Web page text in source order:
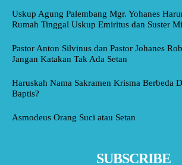
Uskup Agung Palembang Mgr. Yohanes
Rumah Tinggal Uskup Emiritus dan Suster
Pastor Anton Silvinus dan Pastor Johanes
Jangan Katakan Tak Ada Setan
Haruskah Nama Sakramen Krisma Berbeda
Baptis?
Asmodeus Orang Suci atau Setan
SUBSCRIBE